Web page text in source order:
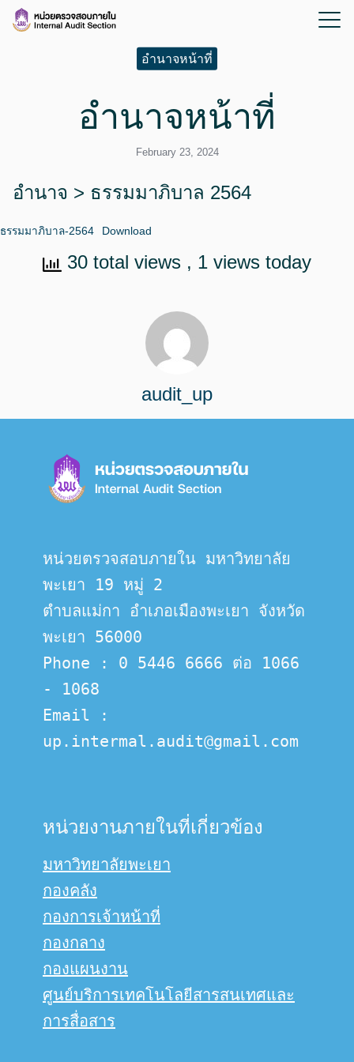
อำนาจหน้าที่
อำนาจหน้าที่
February 23, 2024
อำนาจ > ธรรมมาภิบาล 2564
ธรรมมาภิบาล-2564 Download
30 total views , 1 views today
audit_up
หน่วยตรวจสอบภายใน มหาวิทยาลัย
พะเยา 19 หมู่ 2
ตำบลแม่กา อำเภอเมืองพะเยา จังหวัด
พะเยา 56000
Phone : 0 5446 6666 ต่อ 1066
- 1068
Email :
up.intermal.audit@gmail.com
หน่วยงานภายในที่เกี่ยวข้อง
มหาวิทยาลัยพะเยา
กองคลัง
กองการเจ้าหน้าที่
กองกลาง
กองแผนงาน
ศูนย์บริการเทคโนโลยีสารสนเทศและ
การสื่อสาร